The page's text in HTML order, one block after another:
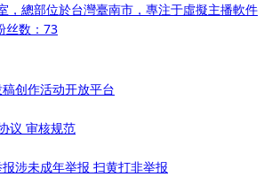
，總部位於台灣臺南市，專注于虛擬主播軟件
丝数：73
创作活动开放平台
议 审核规范
涉未成年举报 扫黄打非举报